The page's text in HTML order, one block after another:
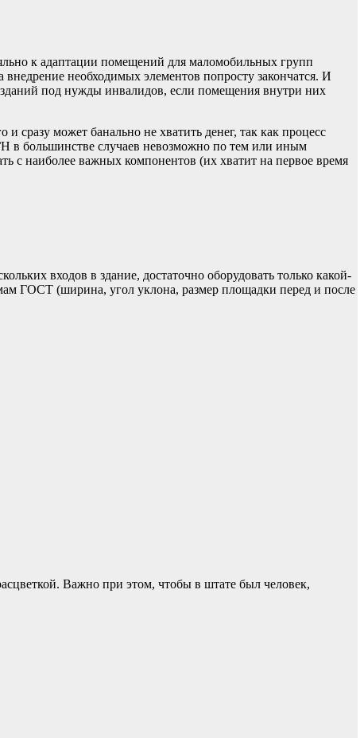
к адаптации помещений для маломобильных групп
необходимых элементов попросту закончатся. И
под нужды инвалидов, если помещения внутри них
сразу может банально не хватить денег, так как процесс
в большинстве случаев невозможно по тем или иным
с наиболее важных компонентов (их хватит на первое время
входов в здание, достаточно оборудовать только какой-
ГОСТ (ширина, угол уклона, размер площадки перед и после
Важно при этом, чтобы в штате был человек,